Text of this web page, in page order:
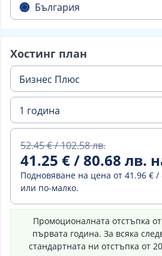
България
Хостинг план
Бизнес Плюс
1 година
52.45 € / 102.58 лв.
41.25 € / 80.68 лв.
Подновяване на цена от 41.96 € /
или по-малко.
Промоционалната отстъпка
първата година. За всяка
стандартната ни отстъпка от